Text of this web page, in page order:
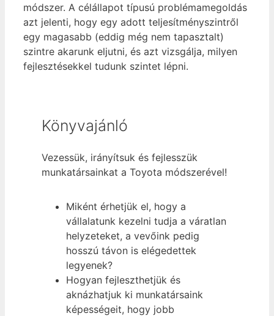
módszer. A célállapot típusú problémamegoldás
azt jelenti, hogy egy adott teljesítményszintről
egy magasabb (eddig még nem tapasztalt)
szintre akarunk eljutni, és azt vizsgálja, milyen
fejlesztésekkel tudunk szintet lépni.
Könyvajánló
Vezessük, irányítsuk és fejlesszük
munkatársainkat a Toyota módszerével!
Miként érhetjük el, hogy a
vállalatunk kezelni tudja a váratlan
helyzeteket, a vevőink pedig
hosszú távon is elégedettek
legyenek?
Hogyan fejleszthetjük és
aknázhatjuk ki munkatársaink
képességeit, hogy jobb